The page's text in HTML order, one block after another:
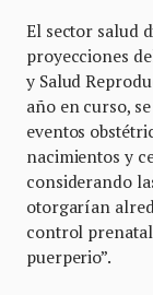
El sector salud
proyecciones
y Salud
año en curso,
eventos
nacimientos y
considerando
otorgarían
control prenatal
puerperio”.